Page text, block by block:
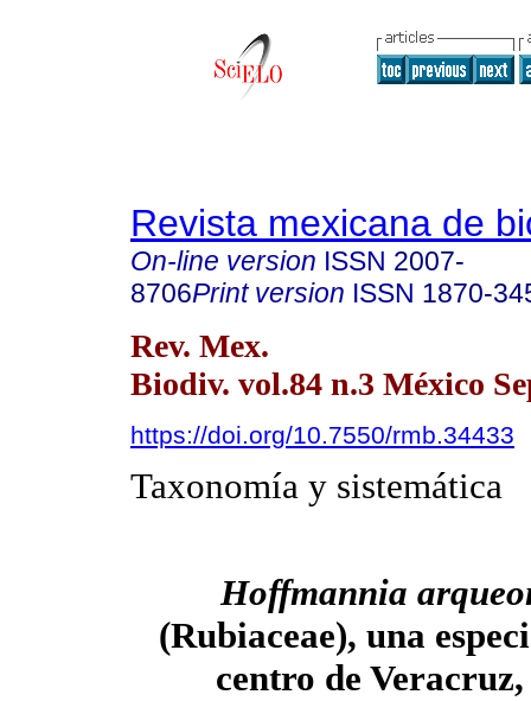
Revista mexicana de
On-line version ISSN 2007-
8706Print version ISSN 1870-
Rev. Mex.
Biodiv. vol.84 n.3 México
https://doi.org/10.7550/rmb.34433
Taxonomía y sistemática
Hoffmannia
(Rubiaceae), una
centro de